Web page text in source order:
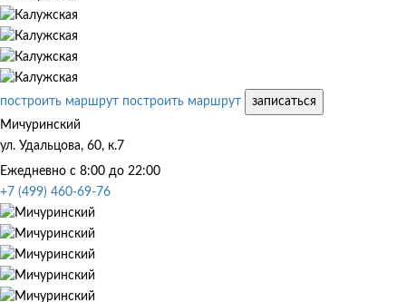
построить маршрут построить маршрут
записаться
Мичуринский
ул. Удальцова, 60, к.7
Ежедневно с 8:00 до 22:00
+7 (499) 460-69-76